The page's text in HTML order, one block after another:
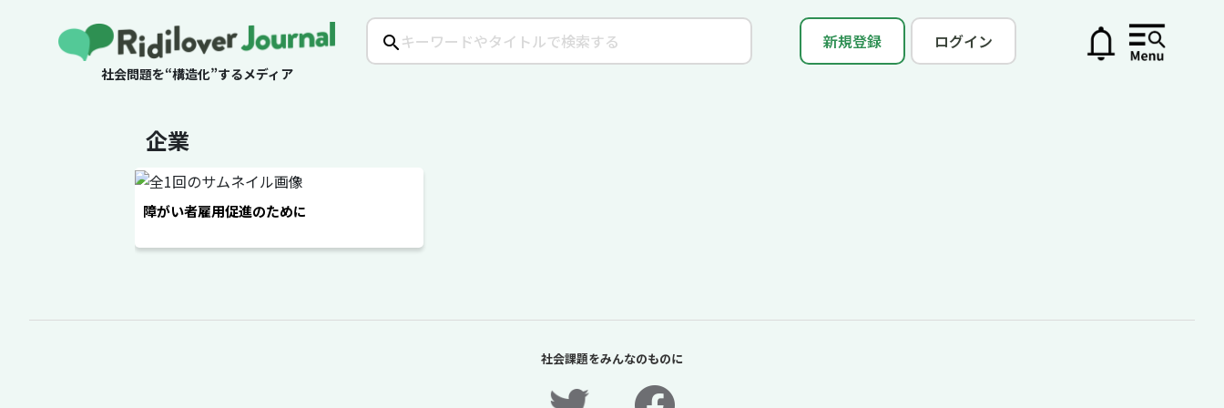
社会問題を“構造化”するメディア
新規登録 ログイン
企業
障がい者雇用促進のために
社会課題をみんなのものに